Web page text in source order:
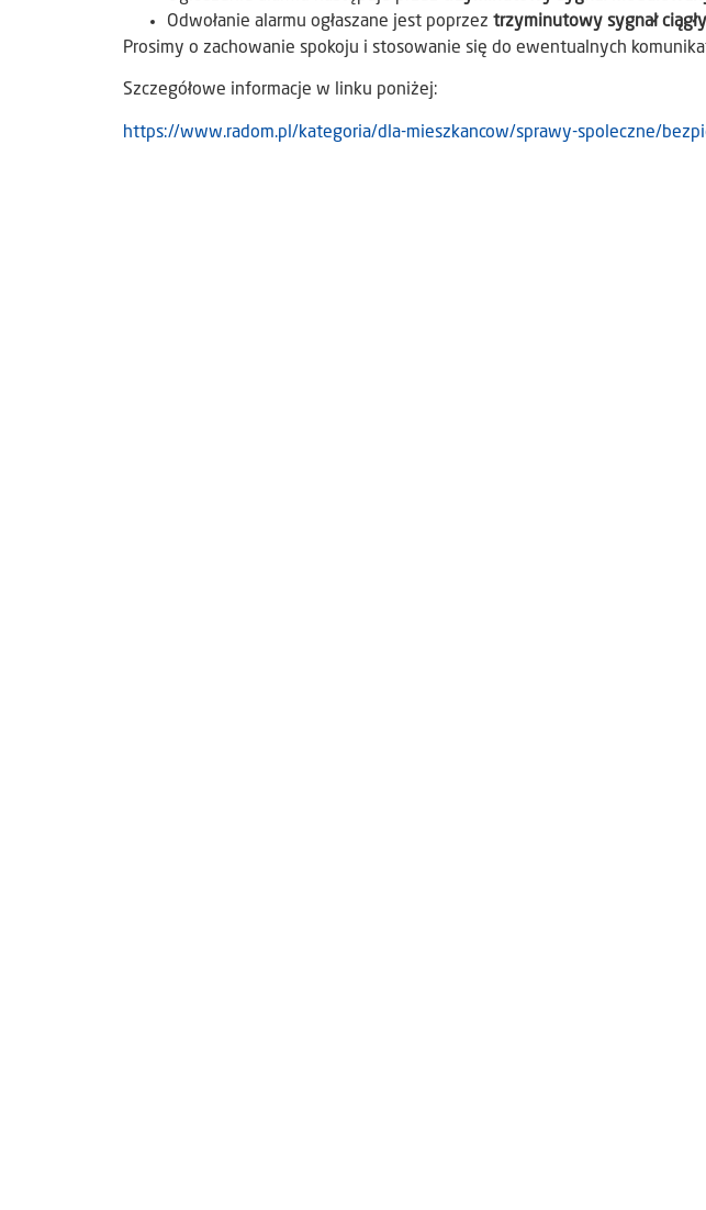
Odwołanie alarmu ogłaszane jest poprzez trzyminutowy sygnał ciągły
Prosimy o zachowanie spokoju i stosowanie się do ewentualnych
Szczegółowe informacje w linku poniżej:
https://www.radom.pl/kategoria/dla-mieszkancow/sprawy-spoleczne/